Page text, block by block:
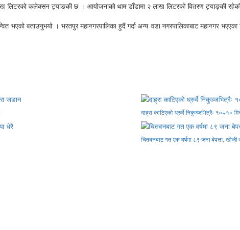
कलेक्सन ट्याङकी छ । आयोजनाको थाम डाँडामा २ लाख लिटरको वितरण ट्याङ्की
भएको बताउनुभयो । भरतपुर महानगरपालिका हुदैं गर्दा अन्य वडा नगरपालिकाबाट महानगर
दाह्रा काटिएको ध्रुर्वे निकुञ्जभित्रैः १०÷१०
चितवनबाट गत एक वर्षमा ८९ जना बेपत्ता, खोजी